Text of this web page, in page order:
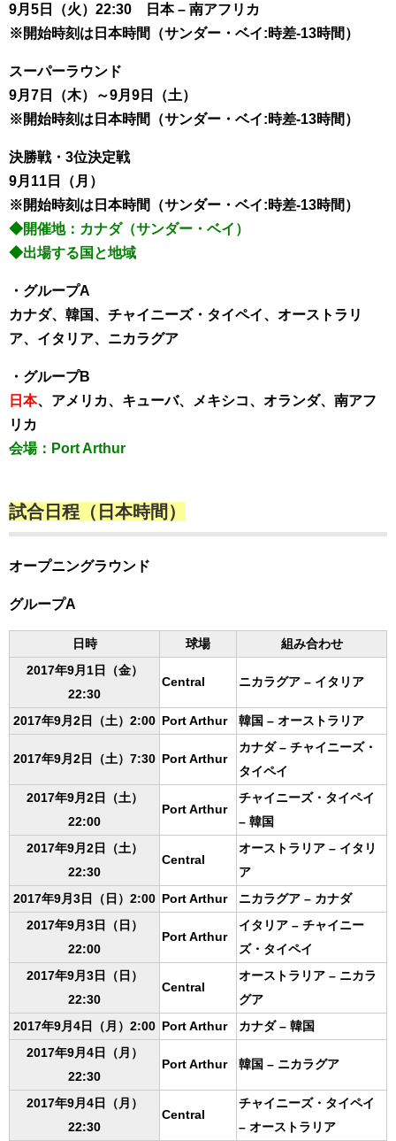
9月5日（火）22:30 日本 – 南アフリカ
※開始時刻は日本時間（サンダー・ベイ:時差-13時間）
スーパーラウンド
9月7日（木）～9月9日（土）
※開始時刻は日本時間（サンダー・ベイ:時差-13時間）
決勝戦・3位決定戦
9月11日（月）
※開始時刻は日本時間（サンダー・ベイ:時差-13時間）
◆開催地：カナダ（サンダー・ベイ）
◆出場する国と地域
・グループA
カナダ、韓国、チャイニーズ・タイペイ、オーストラリ
ア、イタリア、ニカラグア
・グループB
日本、アメリカ、キューバ、メキシコ、オランダ、南アフ
リカ
会場：Port Arthur
試合日程（日本時間）
オープニングラウンド
グループA
日時 球場
組み合わせ
2017年9月1日（金）
22:30
Central ニカラグア – イタリア
2017年9月2日（土）2:00 Port Arthur 韓国 – オーストラリア
2017年9月2日（土）7:30 Port Arthur
カナダ – チャイニーズ・
タイペイ
2017年9月2日（土）
22:00
Port Arthur
チャイニーズ・タイペイ
– 韓国
2017年9月2日（土）
22:30
Central
オーストラリア – イタリ
ア
2017年9月3日（日）2:00 Port Arthur
ニカラグア – カナダ
2017年9月3日（日）
22:00
Port Arthur
イタリア – チャイニー
ズ・タイペイ
2017年9月3日（日）
22:30
Central
オーストラリア – ニカラ
グア
2017年9月4日（月）2:00 Port Arthur
カナダ – 韓国
2017年9月4日（月）
22:30
Port Arthur 韓国 – ニカラグア
2017年9月4日（月）
22:30
Central
チャイニーズ・タイペイ
– オーストラリア